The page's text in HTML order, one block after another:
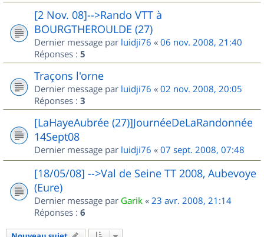
[2 Nov. 08]-->Rando VTT à
BOURGTHEROULDE (27)
Dernier message par luidji76 « 06 nov. 2008, 21:40
Réponses : 5
Traçons l'orne
Dernier message par luidji76 « 02 nov. 2008, 20:05
Réponses : 3
[LaHayeAubrée (27)]JournéeDeLaRandonnée
14Sept08
Dernier message par luidji76 « 07 sept. 2008, 07:48
[18/05/08] -->Val de Seine TT 2008, Aubevoye
(Eure)
Dernier message par Garik « 23 avr. 2008, 21:14
Réponses : 6